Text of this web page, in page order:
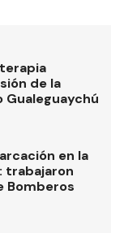
de la
Gualeguaychú
en la
trabajaron
Bomberos